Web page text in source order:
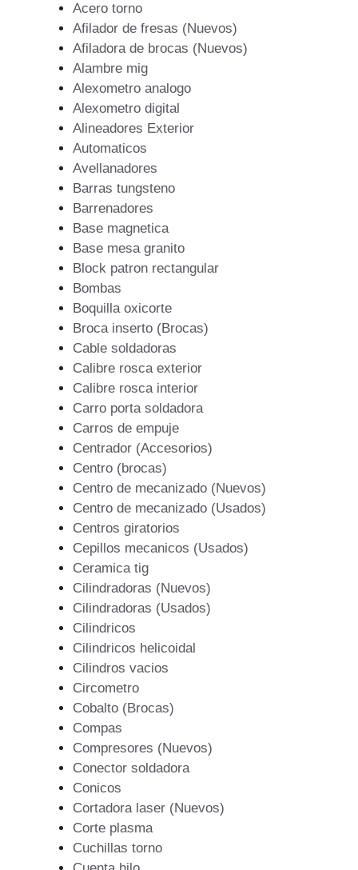
Acero torno
Afilador de fresas (Nuevos)
Afiladora de brocas (Nuevos)
Alambre mig
Alexometro analogo
Alexometro digital
Alineadores Exterior
Automaticos
Avellanadores
Barras tungsteno
Barrenadores
Base magnetica
Base mesa granito
Block patron rectangular
Bombas
Boquilla oxicorte
Broca inserto (Brocas)
Cable soldadoras
Calibre rosca exterior
Calibre rosca interior
Carro porta soldadora
Carros de empuje
Centrador (Accesorios)
Centro (brocas)
Centro de mecanizado (Nuevos)
Centro de mecanizado (Usados)
Centros giratorios
Cepillos mecanicos (Usados)
Ceramica tig
Cilindradoras (Nuevos)
Cilindradoras (Usados)
Cilindricos
Cilindricos helicoidal
Cilindros vacios
Circometro
Cobalto (Brocas)
Compas
Compresores (Nuevos)
Conector soldadora
Conicos
Cortadora laser (Nuevos)
Corte plasma
Cuchillas torno